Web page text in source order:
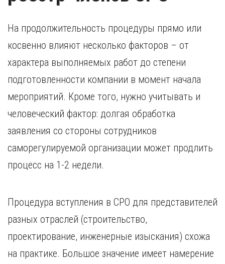
На продолжительность процедуры прямо или
косвенно влияют несколько факторов – от
характера выполняемых работ до степени
подготовленности компании в момент начала
мероприятий. Кроме того, нужно учитывать и
человеческий фактор: долгая обработка
заявления со стороны сотрудников
саморегулируемой организации может продлить
процесс на 1-2 недели.
Процедура вступления в СРО для представителей
разных отраслей (строительство,
проектирование, инженерные изыскания) схожа
на практике. Большое значение имеет намерение